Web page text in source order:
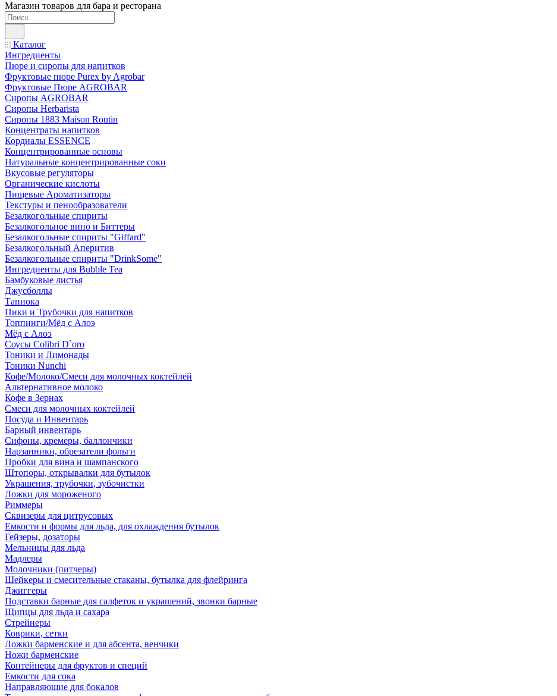
Магазин товаров для бара и ресторана
Каталог
Ингредиенты
Пюре и сиропы для напитков
Фруктовые пюре Purex by Agrobar
Фруктовые Пюре AGROBAR
Сиропы AGROBAR
Сиропы Herbarista
Сиропы 1883 Maison Routin
Концентраты напитков
Кордиалы ESSENCE
Концентрированные основы
Натуральные концентрированные соки
Вкусовые регуляторы
Органические кислоты
Пищевые Ароматизаторы
Текстуры и пенообразователи
Безалкогольные спириты
Безалкогольное вино и Биттеры
Безалкогольные спириты "Giffard"
Безалкогольный Аперитив
Безалкогольные спириты "DrinkSome"
Ингредиенты для Bubble Tea
Бамбуковые листья
Джусболлы
Тапиока
Пики и Трубочки для напитков
Топпинги/Мёд с Алоэ
Мёд с Алоэ
Соусы Colibri D`oro
Тоники и Лимонады
Тоники Nunchi
Кофе/Молоко/Смеси для молочных коктейлей
Альтернативное молоко
Кофе в Зернах
Смеси для молочных коктейлей
Посуда и Инвентарь
Барный инвентарь
Сифоны, кремеры, баллончики
Нарзанники, обрезатели фольги
Пробки для вина и шампанского
Штопоры, открывалки для бутылок
Украшения, трубочки, зубочистки
Ложки для мороженого
Риммеры
Сквизеры для цитрусовых
Емкости и формы для льда, для охлаждения бутылок
Гейзеры, дозаторы
Мельницы для льда
Мадлеры
Молочники (питчеры)
Шейкеры и смесительные стаканы, бутылка для флейринга
Джиггеры
Подставки барные для салфеток и украшений, звонки барные
Щипцы для льда и сахара
Стрейнеры
Коврики, сетки
Ложки барменские и для абсента, венчики
Ножи барменские
Контейнеры для фруктов и специй
Емкости для сока
Направляющие для бокалов